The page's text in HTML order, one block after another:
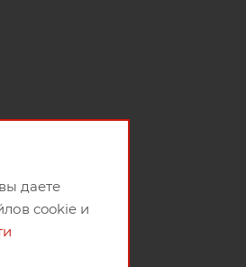
даете
cookie и